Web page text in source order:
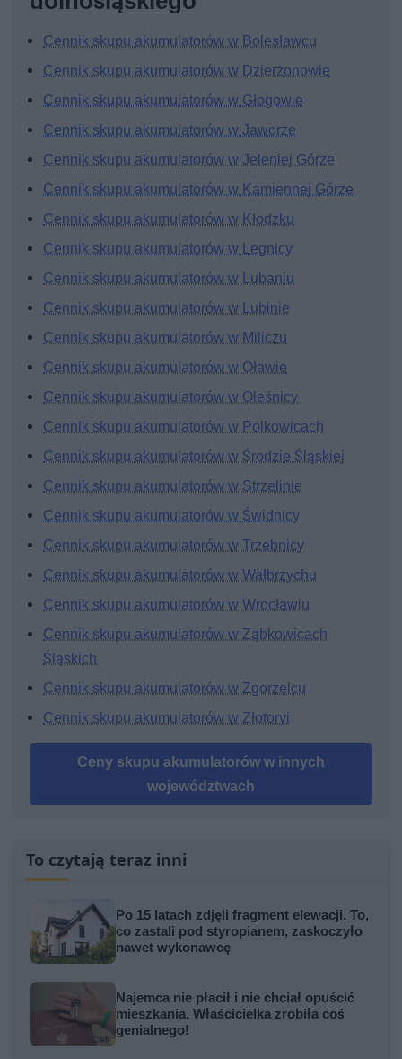
Cennik skupu akumulatorów w Bolesławcu
Cennik skupu akumulatorów w Dzierżonowie
Cennik skupu akumulatorów w Głogowie
Cennik skupu akumulatorów w Jaworze
Cennik skupu akumulatorów w Jeleniej Górze
Cennik skupu akumulatorów w Kamiennej Górze
Cennik skupu akumulatorów w Kłodzku
Cennik skupu akumulatorów w Legnicy
Cennik skupu akumulatorów w Lubaniu
Cennik skupu akumulatorów w Lubinie
Cennik skupu akumulatorów w Miliczu
Cennik skupu akumulatorów w Oławie
Cennik skupu akumulatorów w Oleśnicy
Cennik skupu akumulatorów w Polkowicach
Cennik skupu akumulatorów w Środzie Śląskiej
Cennik skupu akumulatorów w Strzelinie
Cennik skupu akumulatorów w Świdnicy
Cennik skupu akumulatorów w Trzebnicy
Cennik skupu akumulatorów w Wałbrzychu
Cennik skupu akumulatorów w Wrocławiu
Cennik skupu akumulatorów w Ząbkowicach
Śląskich
Cennik skupu akumulatorów w Zgorzelcu
Cennik skupu akumulatorów w Złotoryi
Ceny skupu akumulatorów w innych
województwach
To czytają teraz inni
Po 15 latach zdjęli fragment elewacji. To,
co zastali pod styropianem, zaskoczyło
nawet wykonawcę
Najemca nie płacił i nie chciał opuścić
mieszkania. Właścicielka zrobiła coś
genialnego!